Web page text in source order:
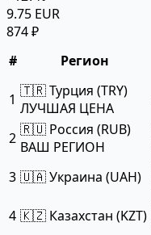
9.75 EUR
874 ₽
#
Регион
1 🇹🇷 Турция (TRY)
ЛУЧШАЯ ЦЕНА
2 🇷🇺 Россия (RUB)
ВАШ РЕГИОН
3 🇺🇦 Украина (UAH)
4 🇰🇿 Казахстан (KZT)